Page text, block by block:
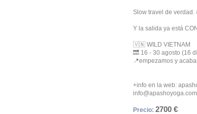
Slow travel de
Y la salida ya está
🇻🇳 WILD VIETNAM
🔜 16 - 30 agosto (16
📍empezamos y
+info en la web:
info@apashoyoga.com
Precio: 2700 €